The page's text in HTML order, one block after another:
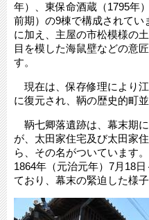
年）、東保命酒蔵（1795年
前期）の9棟で構成されて
に加え、主屋の市松模様の
目を模した海鼠壁などの意
す。
現在は、保存修理により
に復元され、鞆の歴史的町
鞆七卿落遺跡は、幕末期
が、太田家住宅及び太田家
ら、その名がついています
1864年（元治元年）7月18
ており、幕末の緊迫した様